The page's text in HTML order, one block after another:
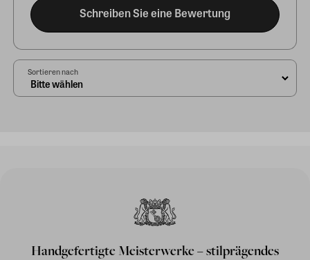
Schreiben Sie eine Bewertung
Sortieren nach
Handgefertigte Meisterwerke – stilprägendes